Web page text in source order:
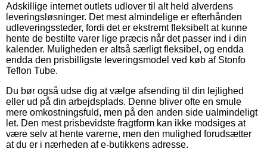
Adskillige internet outlets udlover til alt held alverdens
leveringsløsninger. Det mest almindelige er efterhånden
udleveringssteder, fordi det er ekstremt fleksibelt at kunne
hente de bestilte varer lige præcis når det passer ind i din
kalender. Muligheden er altså særligt fleksibel, og endda
endda den prisbilligste leveringsmodel ved køb af Stonfo
Teflon Tube.
Du bør også udse dig at vælge afsending til din lejlighed
eller ud på din arbejdsplads. Denne bliver ofte en smule
mere omkostningsfuld, men på den anden side ualmindeligt
let. Den mest prisbevidste fragtform kan ikke modsiges at
være selv at hente varerne, men den mulighed forudsætter
at du er i nærheden af e-butikkens adresse.